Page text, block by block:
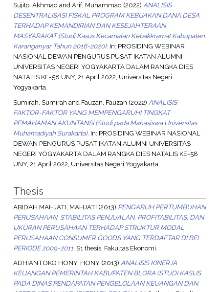
Sujito, AkhmadandArif, Muhammad(2022) ANALISIS
DESENTRALISASI FISKAL PROGRAM KEBIJAKAN DANA DESA
TERHADAP KEMANDIRIAN DAN KESEJAHTERAAN
MASYARAKAT (Studi Kasus Kecamatan Kebakkramat Kabupaten
Karanganyar Tahun 2016-2020). In: PROSIDING WEBINAR
NASIONAL DEWAN PENGURUS PUSAT IKATAN ALUMNI
UNIVERSITAS NEGERI YOGYAKARTA DALAM RANGKA DIES
NATALIS KE-58 UNY, 21 April 2022, Universitas Negeri
Yogyakarta.
Sumirah, Sumirah and Fauzan, Fauzan (2022) ANALISIS
FAKTOR-FAKTOR YANG MEMPENGARUHI TINGKAT
PEMAHAMAN AKUNTANSI (Studi pada Mahasiswa Universitas
Muhamadiyah Surakarta). In: PROSIDING WEBINAR NASIONAL
DEWAN PENGURUS PUSAT IKATAN ALUMNI UNIVERSITAS
NEGERI YOGYAKARTA DALAM RANGKA DIES NATALIS KE-58
UNY, 21 April 2022, Universitas Negeri Yogyakarta.
Thesis
ABIDAH MAHJATI, MAHJATI (2013) PENGARUH PERTUMBUHAN
PERUSAHAAN, STABILITAS PENJUALAN, PROFITABILITAS, DAN
UKURAN PERUSAHAAN TERHADAP STRUKTUR MODAL
PERUSAHAAN CONSUMER GOODS YANG TERDAFTAR DI BEI
PERIODE 2009-2011. S1 thesis, Fakultas Ekonomi.
ADHIANTOKO HONY, HONY(2013) ANALISIS KINERJA
KEUANGAN PEMERINTAH KABUPATEN BLORA (STUDI KASUS
PADA DINAS PENDAPATAN PENGELOLAAN KEUANGAN DAN